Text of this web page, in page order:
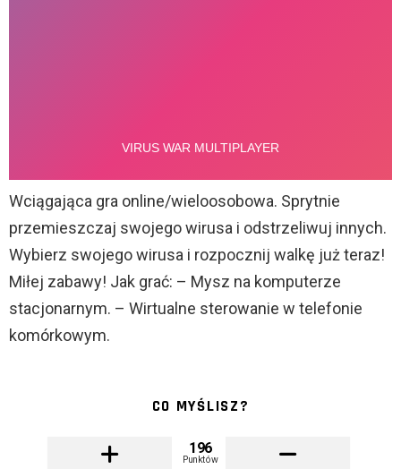
Wciągająca gra online/wieloosobowa. Sprytnie
przemieszczaj swojego wirusa i odstrzeliwuj innych.
Wybierz swojego wirusa i rozpocznij walkę już teraz!
Miłej zabawy! Jak grać: – Mysz na komputerze
stacjonarnym. – Wirtualne sterowanie w telefonie
komórkowym.
CO MYŚLISZ?
196
Punktów